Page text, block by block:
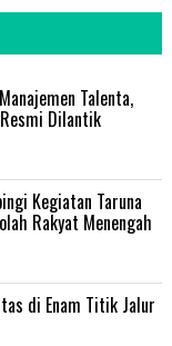
Talenta,
Dilantik
Kegiatan Taruna
Rakyat Menengah
di Enam Titik Jalur